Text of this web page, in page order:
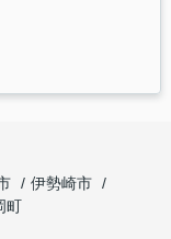
伊勢崎市
町